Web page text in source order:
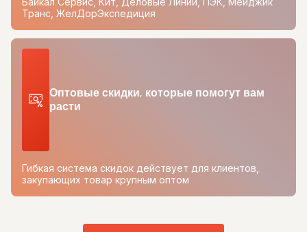
Транс, ЖелДорЭкспедиция
Оптовые скидки, которые помогут вам
расти
Гибкая система скидок действует для клиентов,
закупающих товар крупным оптом